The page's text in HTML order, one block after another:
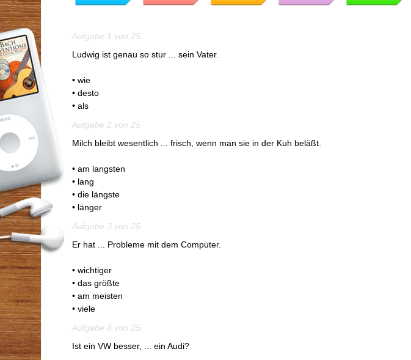
Aufgabe 1 von 25
Ludwig ist genau so stur ... sein Vater.
• wie
• desto
• als
Aufgabe 2 von 25
Milch bleibt wesentlich ... frisch, wenn man sie in der Kuh beläßt.
• am langsten
• lang
• die längste
• länger
Aufgabe 3 von 25
Er hat ... Probleme mit dem Computer.
• wichtiger
• das größte
• am meisten
• viele
Aufgabe 4 von 25
Ist ein VW besser, ... ein Audi?